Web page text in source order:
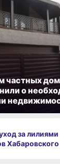
частных
о
за лилиями
Хабаровского